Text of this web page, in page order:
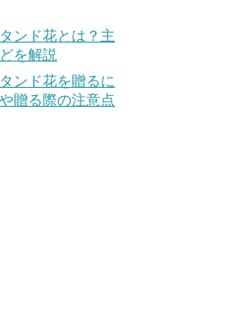
ンド花とは？主
を解説
ンド花を贈るに
贈る際の注意点